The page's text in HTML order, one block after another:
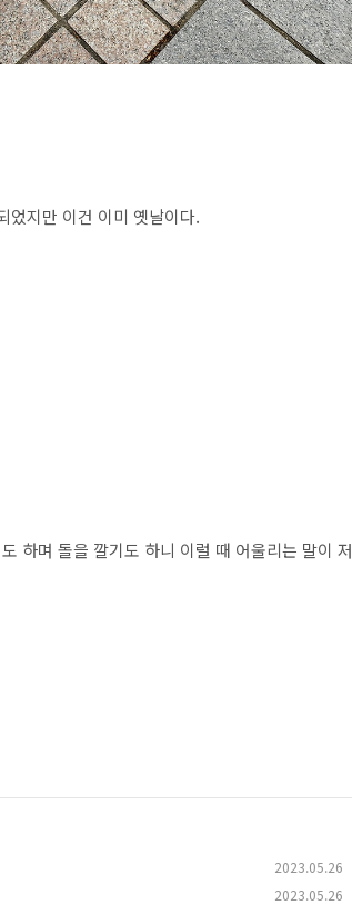
었지만 이건 이미 옛날이다.
하며 돌을 깔기도 하니 이럴 때 어울리는 말이 저
2023.05.26
2023.05.26